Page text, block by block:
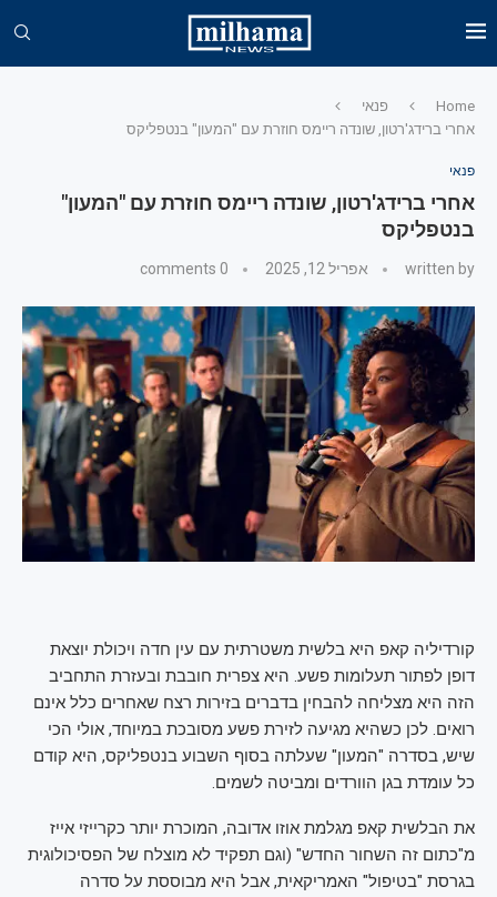
Home
פנאי
אחרי ברידג'רטון, שונדה ריימס חוזרת עם "המעון" בנטפליקס
פנאי
אחרי ברידג'רטון, שונדה ריימס חוזרת עם "המעון"
בנטפליקס
written by אפריל 12, 2025 0 comments
קורדיליה קאפ היא בלשית משטרתית עם עין חדה ויכולת יוצאת
דופן לפתור תעלומות פשע. היא צפרית חובבת ובעזרת התחביב
הזה היא מצליחה להבחין בדברים בזירות רצח שאחרים כלל אינם
רואים. לכן כשהיא מגיעה לזירת פשע מסובכת במיוחד, אולי הכי
שיש, בסדרה "המעון" שעלתה בסוף השבוע בנטפליקס, היא קודם
כל עומדת בגן הוורדים ומביטה לשמים.
את הבלשית קאפ מגלמת אוזו אדובה, המוכרת יותר כקרייזי אייז
מ"כתום זה השחור החדש" (וגם תפקיד לא מוצלח של הפסיכולוגית
בגרסת "בטיפול" האמריקאית, אבל היא מבוססת על סדרה